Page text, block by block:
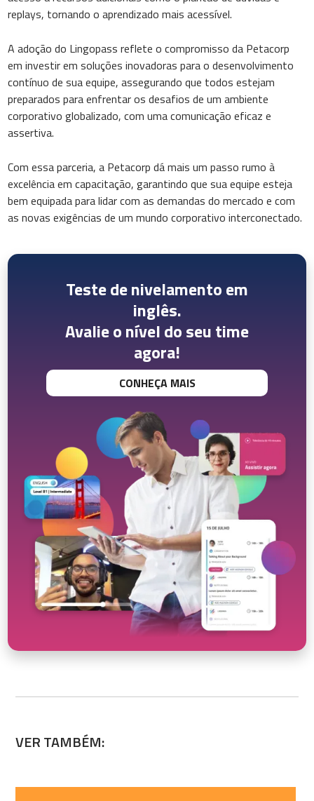
replays, tornando o aprendizado mais acessível.
A adoção do Lingopass reflete o compromisso da Petacorp
em investir em soluções inovadoras para o desenvolvimento
contínuo de sua equipe, assegurando que todos estejam
preparados para enfrentar os desafios de um ambiente
corporativo globalizado, com uma comunicação eficaz e
assertiva.
Com essa parceria, a Petacorp dá mais um passo rumo à
excelência em capacitação, garantindo que sua equipe esteja
bem equipada para lidar com as demandas do mercado e com
as novas exigências de um mundo corporativo interconectado.
Teste de nivelamento em
inglês.
Avalie o nível do seu time
agora!
CONHEÇA MAIS
VER TAMBÉM: